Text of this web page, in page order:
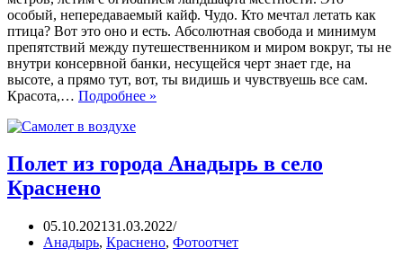
особый, непередаваемый кайф. Чудо. Кто мечтал летать как
птица? Вот это оно и есть. Абсолютная свобода и минимум
препятствий между путешественником и миром вокруг, ты не
внутри консервной банки, несущейся черт знает где, на
высоте, а прямо тут, вот, ты видишь и чувствуешь все сам.
Красота,… Подробнее »
Полет из города Анадырь в село
Краснено
05.10.202131.03.2022
Анадырь, Краснено, Фотоотчет